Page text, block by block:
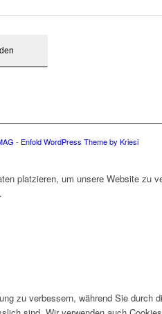
- Enfold WordPress Theme by Kriesi
platzieren, um unsere Website zu
zu verbessern, während Sie